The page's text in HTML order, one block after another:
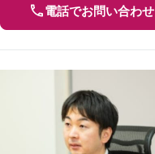
電話でお問い合わせ